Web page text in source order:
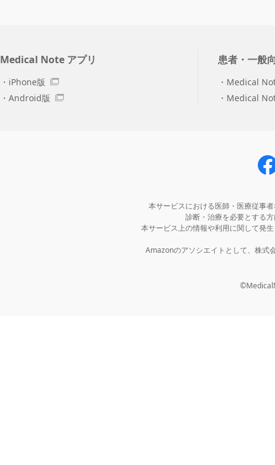
Medical Note アプリ
iPhone版
Android版
患者・一般
Medical
Medical
本サービスにおける医師・医療従事
診断・治療を必要とする
本サービス上の情報や利用に関して発
Amazonのアソシエイトとして、株式